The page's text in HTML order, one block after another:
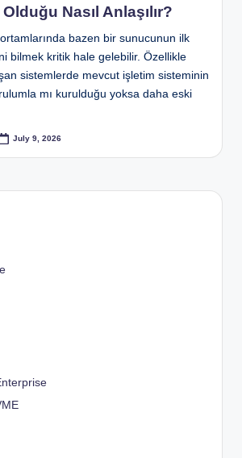
Nasıl Anlaşılır?
bazen bir sunucunun ilk
bilmek kritik hale gelebilir. Özellikle
sistemlerde mevcut işletim sisteminin
mı kurulduğu yoksa daha eski
July 9, 2026